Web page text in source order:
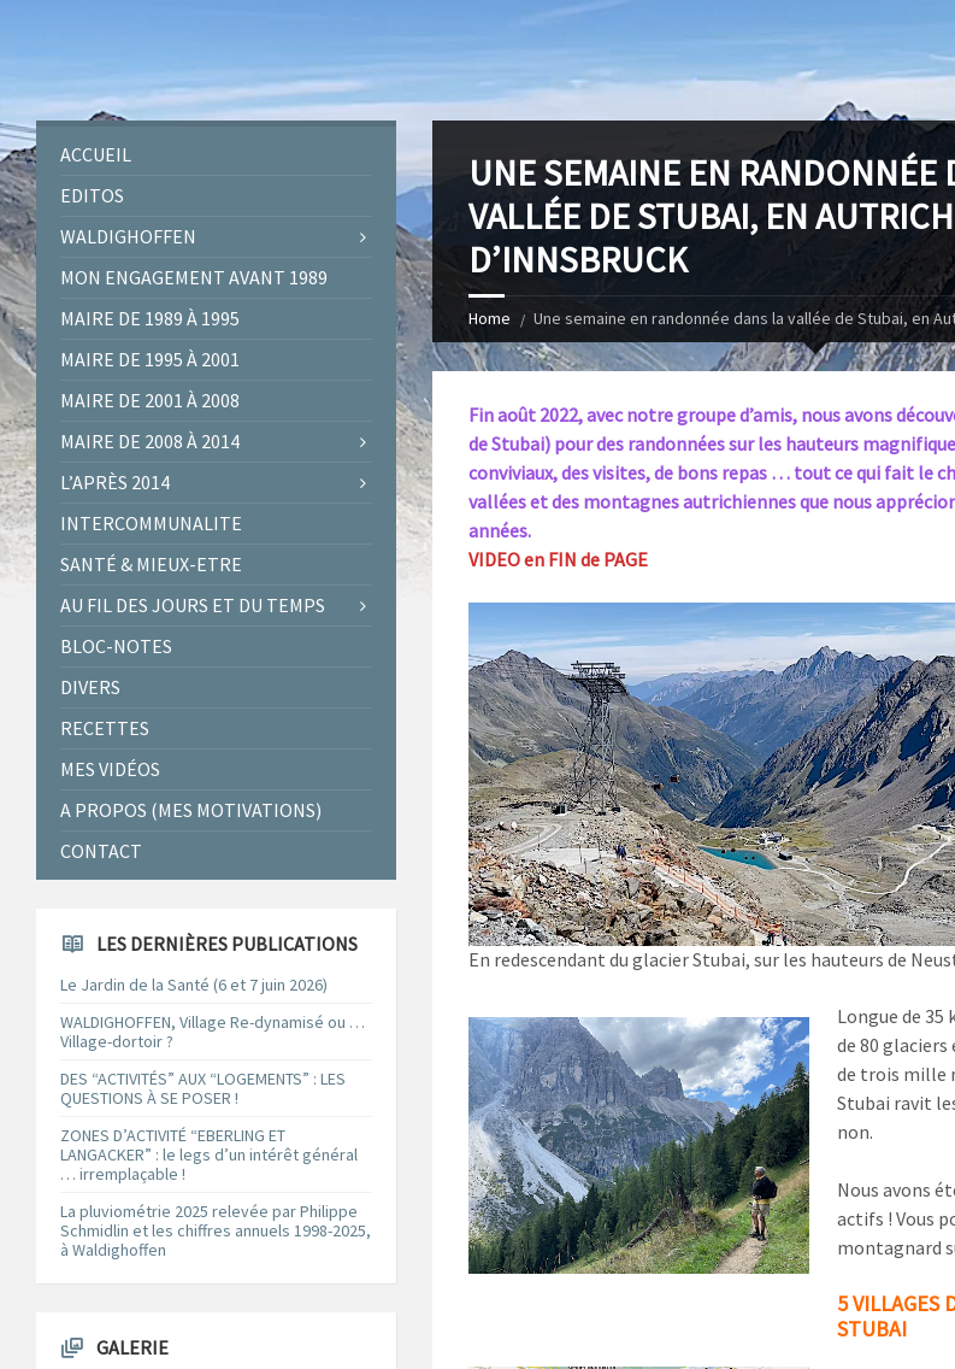
UNE SEMAINE EN RANDONNÉE
VALLÉE DE STUBAI, EN
D’INNSBRUCK
Home Une semaine en randonnée dans la vallée de Stubai, en
Fin août 2022, avec notre groupe d’amis, nous avons
de Stubai) pour des randonnées sur les hauteurs
conviviaux, des visites, de bons repas … tout ce qui fait le
vallées et des montagnes autrichiennes que nous
années.
VIDEO en FIN de PAGE
En redescendant du glacier Stubai, sur les hauteurs de
Longue de
de 80
de trois mille
Stubai ravit
non.
Nous avons
actifs ! Vous
montagnard
5 VILLAGES
STUBAI
ACCUEIL
EDITOS
WALDIGHOFFEN
MON ENGAGEMENT AVANT 1989
MAIRE DE 1989 À 1995
MAIRE DE 1995 À 2001
MAIRE DE 2001 À 2008
MAIRE DE 2008 À 2014
L’APRÈS 2014
INTERCOMMUNALITE
SANTÉ & MIEUX-ETRE
AU FIL DES JOURS ET DU TEMPS
BLOC-NOTES
DIVERS
RECETTES
MES VIDÉOS
A PROPOS (MES MOTIVATIONS)
CONTACT
LES DERNIÈRES PUBLICATIONS
Le Jardin de la Santé (6 et 7 juin 2026)
WALDIGHOFFEN, Village Re-dynamisé ou …
Village-dortoir ?
DES “ACTIVITÉS” AUX “LOGEMENTS” : LES
QUESTIONS À SE POSER !
ZONES D’ACTIVITÉ “EBERLING ET
LANGACKER” : le legs d’un intérêt général
… irremplaçable !
La pluviométrie 2025 relevée par Philippe
Schmidlin et les chiffres annuels 1998-2025,
à Waldighoffen
GALERIE